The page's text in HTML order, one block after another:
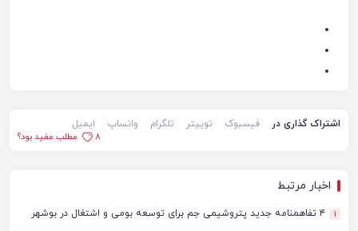
اشتراک گذاری در فیسبوک توییتر تلگرام واتساپ
ایمیل
8
مطلب مفید بود؟
اخبار مرتبط
1 ۴ تفاهمنامه جدید پتروشیمی جم برای توسعه بومی و اشتغال در بوشهر